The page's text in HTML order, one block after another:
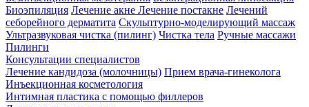
Биоэпиляция Лечение акне Лечение постакне Лечений
себорейного дерматита Скульптурно-моделирующий массаж
Ультразвуковая чистка (пилинг) Чистка тела Ручные массажи
Пилинги
Консультации специалистов
Лечение кандидоза (молочницы) Прием врача-гинеколога
Инъекционная косметология
Интимная пластика с помощью филлеров